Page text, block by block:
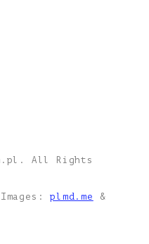
All Rights
Images:plmd.me
&